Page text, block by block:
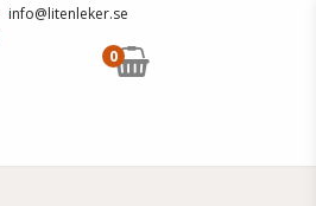
info@litenleker.se
0